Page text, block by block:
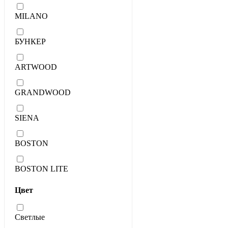
MILANO
БУНКЕР
ARTWOOD
GRANDWOOD
SIENA
BOSTON
BOSTON LITE
Цвет
Светлые